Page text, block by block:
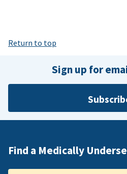
Return to top
Sign up for
Find a Medically